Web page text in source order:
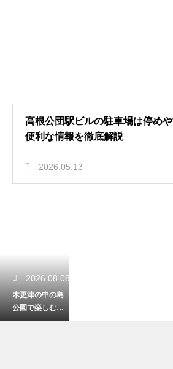
高根公団駅ビルの駐車場は停め
便利な情報を徹底解説
2026.05.13
2026.08.08
木更津の中の島
公園で楽しむ潮
干狩り！アクセ